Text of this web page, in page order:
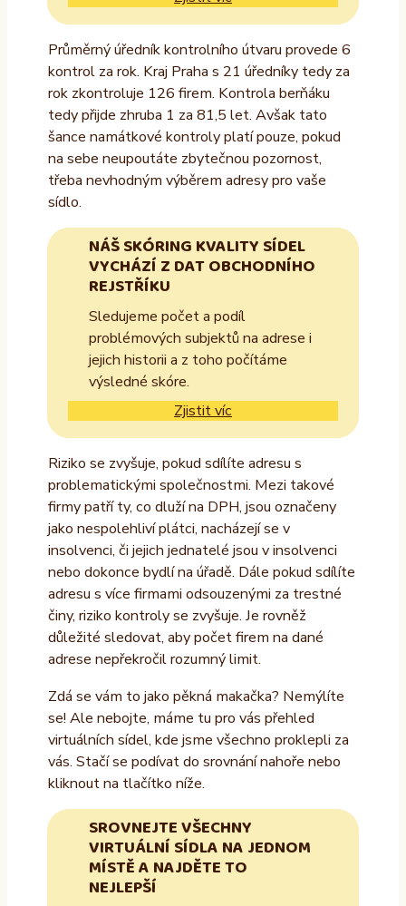
Průměrný úředník kontrolního útvaru provede 6
kontrol za rok. Kraj Praha s 21 úředníky tedy za
rok zkontroluje 126 firem. Kontrola berňáku
tedy přijde zhruba 1 za 81,5 let. Avšak tato
šance namátkové kontroly platí pouze, pokud
na sebe neupoutáte zbytečnou pozornost,
třeba nevhodným výběrem adresy pro vaše
sídlo.
NÁŠ SKÓRING KVALITY SÍDEL
VYCHÁZÍ Z DAT OBCHODNÍHO
REJSTŘÍKU
Sledujeme počet a podíl
problémových subjektů na adrese i
jejich historii a z toho počítáme
výsledné skóre.
Zjistit víc
Riziko se zvyšuje, pokud sdílíte adresu s
problematickými společnostmi. Mezi takové
firmy patří ty, co dluží na DPH, jsou označeny
jako nespolehliví plátci, nacházejí se v
insolvenci, či jejich jednatelé jsou v insolvenci
nebo dokonce bydlí na úřadě. Dále pokud sdílíte
adresu s více firmami odsouzenými za trestné
činy, riziko kontroly se zvyšuje. Je rovněž
důležité sledovat, aby počet firem na dané
adrese nepřekročil rozumný limit.
Zdá se vám to jako pěkná makačka? Nemýlíte
se! Ale nebojte, máme tu pro vás přehled
virtuálních sídel, kde jsme všechno proklepli za
vás. Stačí se podívat do srovnání nahoře nebo
kliknout na tlačítko níže.
SROVNEJTE VŠECHNY
VIRTUÁLNÍ SÍDLA NA JEDNOM
MÍSTĚ A NAJDĚTE TO
NEJLEPŠÍ